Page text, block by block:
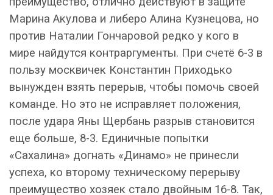
Марина Акулова и либеро Алина Кузнецова, но
против Наталии Гончаровой редко у кого в
мире найдутся контраргументы. При счетё 6-3 в
пользу москвичек Константин Приходько
вынужден взять перерыв, чтобы помочь своей
команде. Но это не исправляет положения,
после удара Яны Щербань разрыв становится
еще больше, 8-3. Единичные попытки
«Сахалина» догнать «Динамо» не принесли
успеха, ко второму техническому перерыву
преимущество хозяек стало двойным 16-8. Так,